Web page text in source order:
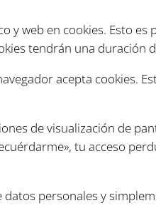
y web en cookies. Esto es
tendrán una duración
acepta cookies.
de visualización de
tu acceso
personales y